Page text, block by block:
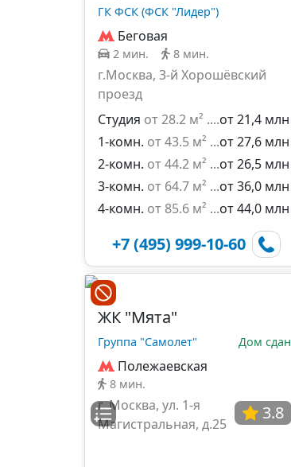
ГК ФСК (ФСК "Лидер")
Беговая
2 мин. 8 мин.
г.Москва, 3-й Хорошёвский
проезд
Студия от 28.2 м²
от 21,4 млн
1-комн. от 43.5 м²
от 27,6 млн
2-комн. от 44.2 м²
от 26,5 млн
3-комн. от 64.7 м²
от 36,0 млн
4-комн. от 85.6 м² от 44,0 млн
+7 (495) 999-10-60
3.8
ЖК "Мята"
Группа "Самолет" Дом сдан
Полежаевская
8 мин.
г. Москва, ул. 1-я
Магистральная, д.25